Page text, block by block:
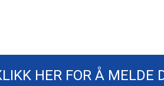
HER FOR Å MELDE